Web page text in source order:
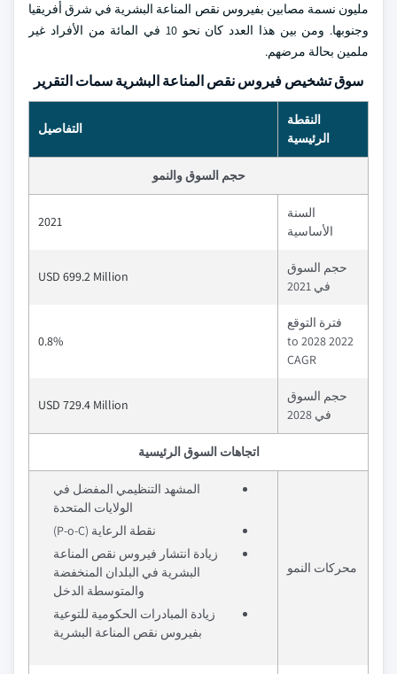
مليون نسمة مصابين بفيروس نقص المناعة البشرية في شرق أفريقيا
وجنوبها. ومن بين هذا العدد كان نحو 10 في المائة من الأفراد غير
ملمين بحالة مرضهم.
سوق تشخيص فيروس نقص المناعة البشرية سمات التقرير
النقطة
الرئيسية
التفاصيل
حجم السوق والنمو
السنة
الأساسية
2021
حجم السوق
في 2021
USD 699.2 Million
فترة التوقع
2022 to 2028
CAGR
0.8%
حجم السوق
في 2028
USD 729.4 Million
اتجاهات السوق الرئيسية
محركات النمو
المشهد التنظيمي المفضل في
الولايات المتحدة
نقطة الرعاية (P-o-C)
زيادة انتشار فيروس نقص المناعة
البشرية في البلدان المنخفضة
والمتوسطة الدخل
زيادة المبادرات الحكومية للتوعية
بفيروس نقص المناعة البشرية